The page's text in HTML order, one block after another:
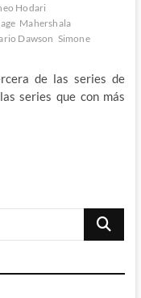
Hodari
Mahershala
Dawson Simone
de las series de
series que con más
Buscar